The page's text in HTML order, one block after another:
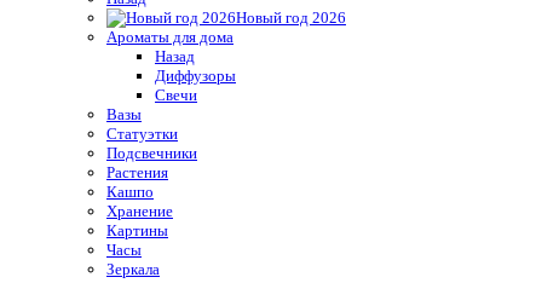
Новый год 2026
Ароматы для дома
Назад
Диффузоры
Свечи
Вазы
Статуэтки
Подсвечники
Растения
Кашпо
Хранение
Картины
Часы
Зеркала